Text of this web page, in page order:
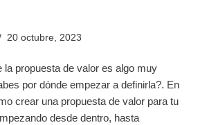
20 octubre, 2023
la propuesta de valor es algo muy
por dónde empezar a definirla?. En
crear una propuesta de valor para tu
desde dentro, hasta